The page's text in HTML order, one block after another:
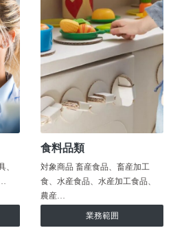
、
食料品類
対象商品 畜産食品、畜産加工
食、水産食品、水産加工食品、
農産…
業務範囲